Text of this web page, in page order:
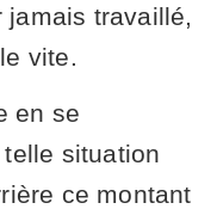
travaillé,
vite.
en se
situation
ce montant